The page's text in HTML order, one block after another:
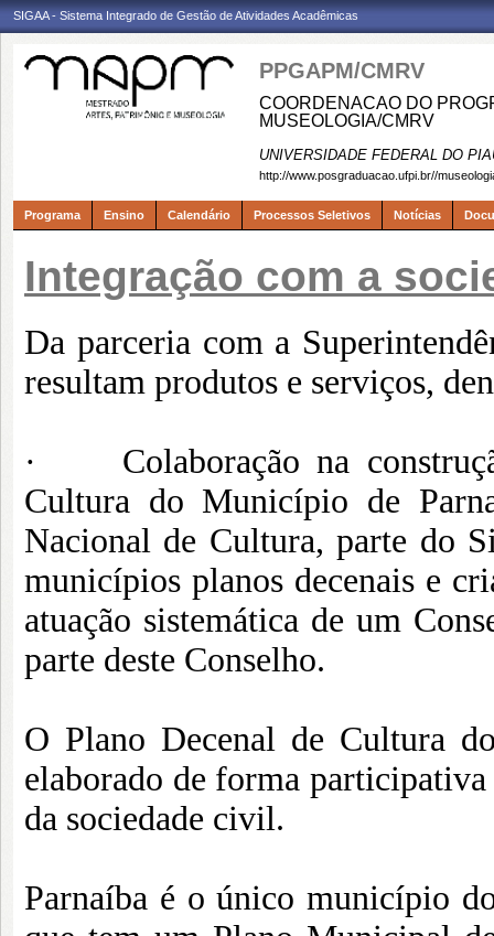
SIGAA - Sistema Integrado de Gestão de Atividades Acadêmicas
PPGAPM/CMRV
COORDENACAO DO
MUSEOLOGIA/CMRV
UNIVERSIDADE FEDERAL DO
http://www.posgraduacao.ufpi.br//
Programa Ensino Calendário Processos Seletivos Notícias
Integração com a
Da parceria com a
resultam produtos e serviços,
· Colaboração na
Cultura do Município de
Nacional de Cultura, parte do
municípios planos decenais e
atuação sistemática de um
parte deste Conselho.
O Plano Decenal de Cultura
elaborado de forma
da sociedade civil.
Parnaíba é o único município